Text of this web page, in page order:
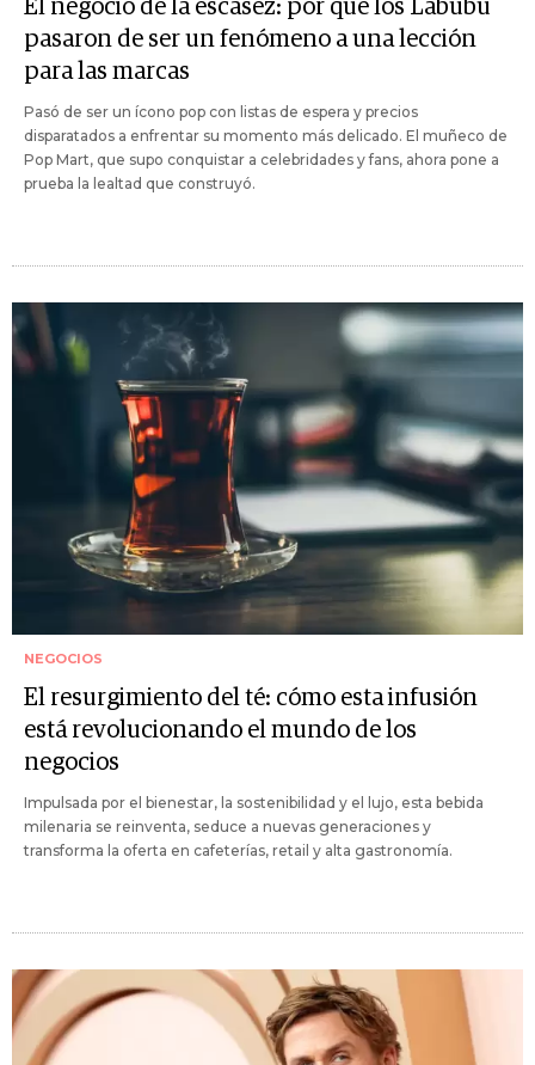
El negocio de la escasez: por qué los Labubu
pasaron de ser un fenómeno a una lección
para las marcas
Pasó de ser un ícono pop con listas de espera y precios
disparatados a enfrentar su momento más delicado. El muñeco de
Pop Mart, que supo conquistar a celebridades y fans, ahora pone a
prueba la lealtad que construyó.
NEGOCIOS
El resurgimiento del té: cómo esta infusión
está revolucionando el mundo de los
negocios
Impulsada por el bienestar, la sostenibilidad y el lujo, esta bebida
milenaria se reinventa, seduce a nuevas generaciones y
transforma la oferta en cafeterías, retail y alta gastronomía.